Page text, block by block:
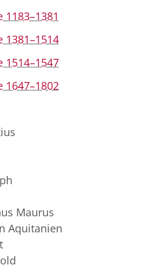
1381–1514
1514–1547
1647–1802
Maurus
Aquitanien